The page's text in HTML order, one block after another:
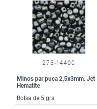
273-14400
Minos par puca 2,5x3mm. Jet
Hematite
Bolsa de 5 grs.